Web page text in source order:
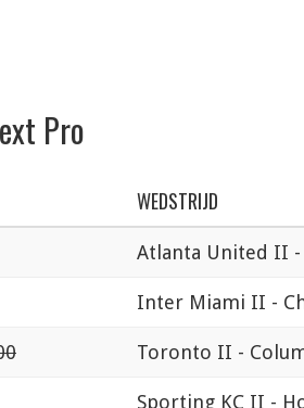
Pro
WEDSTRIJD
Atlanta United II -
Inter Miami II -
Toronto II -
Sporting KC II -